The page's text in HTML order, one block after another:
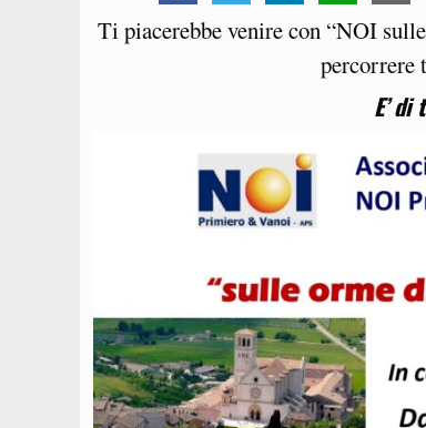
Ti piacerebbe venire con “NOI
percorrere
E’